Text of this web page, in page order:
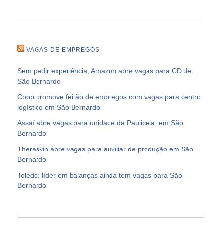
VAGAS DE EMPREGOS
Sem pedir experiência, Amazon abre vagas para CD de
São Bernardo
Coop promove feirão de empregos com vagas para centro
logístico em São Bernardo
Assaí abre vagas para unidade da Pauliceia, em São
Bernardo
Theraskin abre vagas para auxiliar de produção em São
Bernardo
Toledo: líder em balanças ainda tem vagas para São
Bernardo